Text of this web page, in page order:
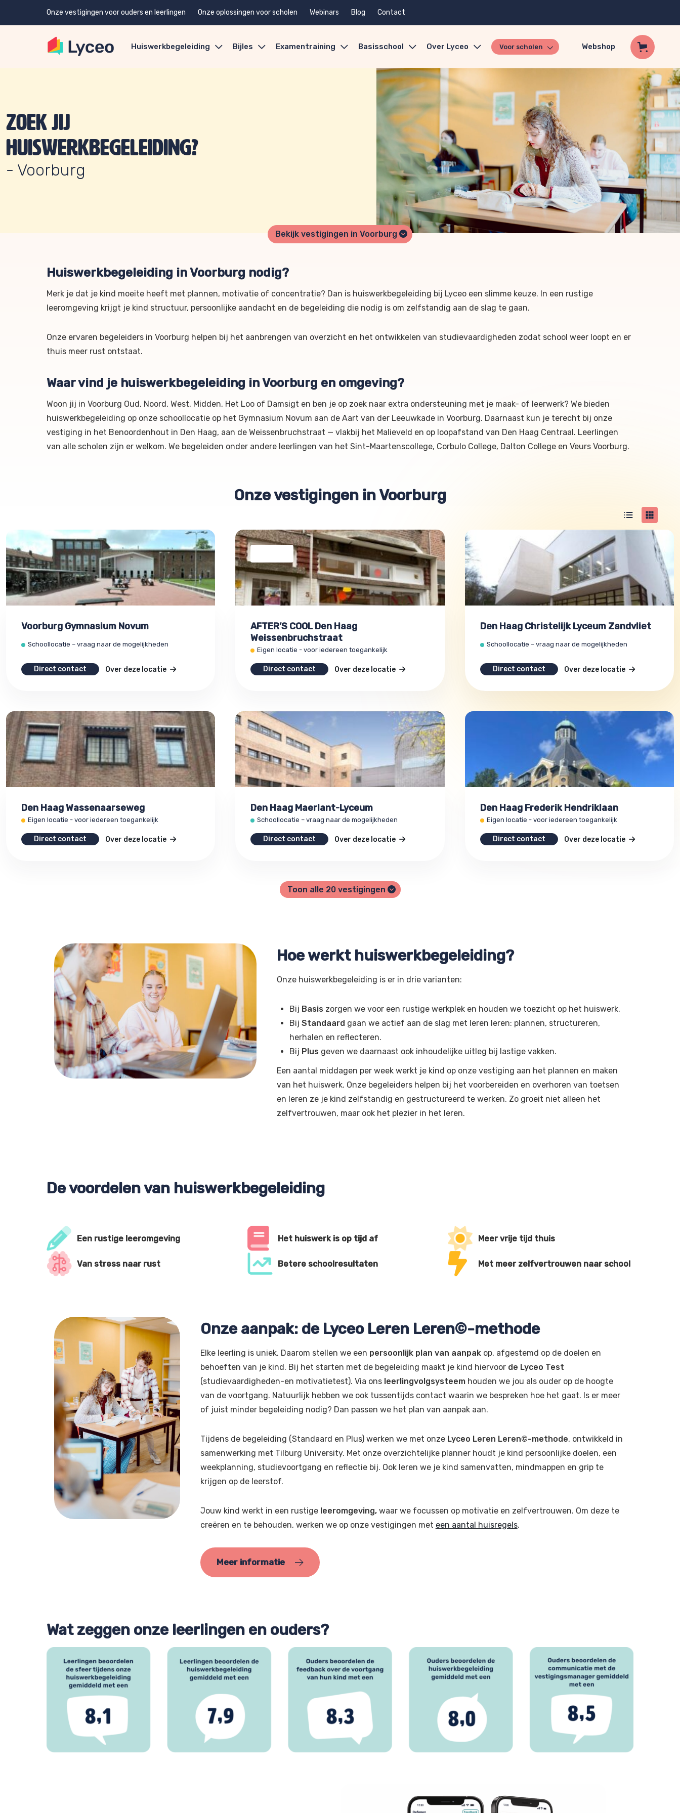
Onze vestigingen voor ouders en leerlingen Onze oplossingen voor scholen Webinars Blog Contact
Huiswerkbegeleiding Bijles Examentraining Basisschool Over Lyceo Voor scholen Webshop
Zoek jij
huiswerkbegeleiding?
- Voorburg
Bekijk vestigingen in Voorburg
Huiswerkbegeleiding in Voorburg nodig?
Merk je dat je kind moeite heeft met plannen, motivatie of concentratie? Dan is huiswerkbegeleiding bij Lyceo een slimme keuze. In een rustige
leeromgeving krijgt je kind structuur, persoonlijke aandacht en de begeleiding die nodig is om zelfstandig aan de slag te gaan.
Onze ervaren begeleiders in Voorburg helpen bij het aanbrengen van overzicht en het ontwikkelen van studievaardigheden zodat school weer loopt en er
thuis meer rust ontstaat.
Waar vind je huiswerkbegeleiding in Voorburg en omgeving?
Woon jij in Voorburg Oud, Noord, West, Midden, Het Loo of Damsigt en ben je op zoek naar extra ondersteuning met je maak- of leerwerk? We bieden
huiswerkbegeleiding op onze schoollocatie op het Gymnasium Novum aan de Aart van der Leeuwkade in Voorburg. Daarnaast kun je terecht bij onze
vestiging in het Benoordenhout in Den Haag, aan de Weissenbruchstraat — vlakbij het Malieveld en op loopafstand van Den Haag Centraal. Leerlingen
van alle scholen zijn er welkom. We begeleiden onder andere leerlingen van het Sint-Maartenscollege, Corbulo College, Dalton College en Veurs Voorburg.
Onze vestigingen in Voorburg
Voorburg Gymnasium Novum
Schoollocatie – vraag naar de mogelijkheden
Direct contact Over deze locatie
AFTER’S COOL Den Haag
Weissenbruchstraat
Eigen locatie - voor iedereen toegankelijk
Direct contact Over deze locatie
Den Haag Christelijk Lyceum Zandvliet
Schoollocatie – vraag naar de mogelijkheden
Direct contact Over deze locatie
Den Haag Wassenaarseweg
Eigen locatie - voor iedereen toegankelijk
Direct contact Over deze locatie
Den Haag Maerlant-Lyceum
Schoollocatie – vraag naar de mogelijkheden
Direct contact Over deze locatie
Den Haag Frederik Hendriklaan
Eigen locatie - voor iedereen toegankelijk
Direct contact Over deze locatie
Toon alle 20vestigingen
Hoe werkt huiswerkbegeleiding?
Onze huiswerkbegeleiding is er in drie varianten:
Bij Basis zorgen we voor een rustige werkplek en houden we toezicht op het huiswerk.
Bij Standaard gaan we actief aan de slag met leren leren: plannen, structureren,
herhalen en reflecteren.
Bij Plus geven we daarnaast ook inhoudelijke uitleg bij lastige vakken.
Een aantal middagen per week werkt je kind op onze vestiging aan het plannen en maken
van het huiswerk. Onze begeleiders helpen bij het voorbereiden en overhoren van toetsen
en leren ze je kind zelfstandig en gestructureerd te werken. Zo groeit niet alleen het
zelfvertrouwen, maar ook het plezier in het leren.
De voordelen van huiswerkbegeleiding
Een rustige leeromgeving Het huiswerk is op tijd af Meer vrije tijd thuis
Van stress naar rust Betere schoolresultaten Met meer zelfvertrouwen naar school
Onze aanpak: de Lyceo Leren Leren©-methode
Elke leerling is uniek. Daarom stellen we een persoonlijk plan van aanpakop, afgestemd op de doelen en
behoeften van je kind. Bij het starten met de begeleiding maakt je kind hiervoor de Lyceo Test
(studievaardigheden-en motivatietest). Via ons leerlingvolgsysteemhouden we jou als ouder op de hoogte
van de voortgang. Natuurlijk hebben we ook tussentijds contact waarin we bespreken hoe het gaat. Is er meer
of juist minder begeleiding nodig? Dan passen we het plan van aanpak aan.
Tijdens de begeleiding (Standaard en Plus) werken we met onze Lyceo Leren Leren©-methode, ontwikkeld in
samenwerking met Tilburg University. Met onze overzichtelijke planner houdt je kind persoonlijke doelen, een
weekplanning, studievoortgang en reflectie bij. Ook leren we je kind samenvatten, mindmappen en grip te
krijgen op de leerstof.
Jouw kind werkt in een rustigeleeromgeving, waar we focussen op motivatie en zelfvertrouwen. Om deze te
creëren en te behouden, werken we op onze vestigingen met een aantal huisregels.
Meer informatie
Wat zeggen onze leerlingen en ouders?